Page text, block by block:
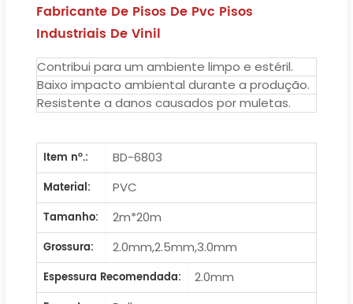
Fabricante De Pisos De Pvc Pisos
Industriais De Vinil
Contribui para um ambiente limpo e estéril.
Baixo impacto ambiental durante a produção.
Resistente a danos causados ​​por muletas.
Item nº.:
BD-6803
Material:
PVC
Tamanho:
2m*20m
Grossura:
2.0mm,2.5mm,3.0mm
Espessura Recomendada:
2.0mm